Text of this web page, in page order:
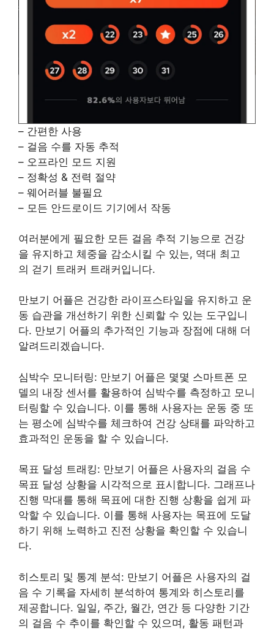
– 간편한 사용
– 걸음 수를 자동 추적
– 오프라인 모드 지원
– 정확성 & 전력 절약
– 웨어러블 불필요
– 모든 안드로이드 기기에서 작동
여러분에게 필요한 모든 걸음 추적 기능으로 건강
을 유지하고 체중을 감소시킬 수 있는, 역대 최고
의 걷기 트래커 트래커입니다.
만보기 어플은 건강한 라이프스타일을 유지하고 운
동 습관을 개선하기 위한 신뢰할 수 있는 도구입니
다. 만보기 어플의 추가적인 기능과 장점에 대해 더
알려드리겠습니다.
심박수 모니터링: 만보기 어플은 몇몇 스마트폰 모
델의 내장 센서를 활용하여 심박수를 측정하고 모니
터링할 수 있습니다. 이를 통해 사용자는 운동 중 또
는 평소에 심박수를 체크하여 건강 상태를 파악하고
효과적인 운동을 할 수 있습니다.
목표 달성 트래킹: 만보기 어플은 사용자의 걸음 수
목표 달성 상황을 시각적으로 표시합니다. 그래프나
진행 막대를 통해 목표에 대한 진행 상황을 쉽게 파
악할 수 있습니다. 이를 통해 사용자는 목표에 도달
하기 위해 노력하고 진전 상황을 확인할 수 있습니
다.
히스토리 및 통계 분석: 만보기 어플은 사용자의 걸
음 수 기록을 자세히 분석하여 통계와 히스토리를
제공합니다. 일일, 주간, 월간, 연간 등 다양한 기간
의 걸음 수 추이를 확인할 수 있으며, 활동 패턴과